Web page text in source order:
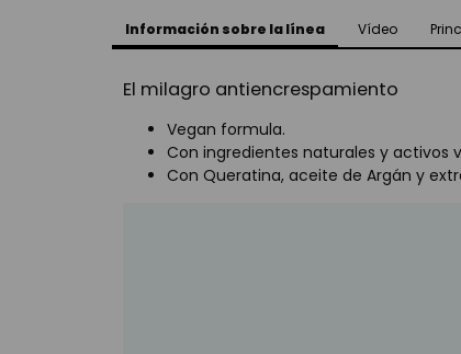
Información sobre la línea Vídeo
El milagro antiencrespamiento
Vegan formula.
Con ingredientes naturales y activos
Con Queratina, aceite de Argán y